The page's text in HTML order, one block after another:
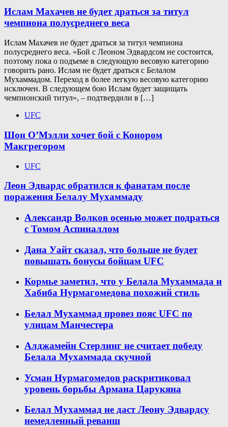
Ислам Махачев не будет драться за титул
чемпиона полусреднего веса
Ислам Махачев не будет драться за титул чемпиона
полусреднего веса. «Бой с Леоном Эдвардсом не состоится,
поэтому пока о подъеме в следующую весовую категорию
говорить рано. Ислам не будет драться с Белалом
Мухаммадом. Переход в более легкую весовую категорию
исключен. В следующем бою Ислам будет защищать
чемпионский титул», – подтвердили в […]
UFC
Шон О’Мэлли хочет бой с Конором
Макгрегором
UFC
Леон Эдвардс обратился к фанатам после
поражения Белалу Мухаммаду
Александр Волков осенью может подраться
с Томом Аспиналлом
Дана Уайт сказал, что больше не будет
повышать бонусы бойцам UFC
Кормье заметил, что у Белала Мухаммада и
Хабиба Нурмагомедова похожий стиль
Белал Мухаммад провез пояс UFC по
улицам Манчестера
Алджамейн Стерлинг не считает победу
Белала Мухаммада скучной
Усман Нурмагомедов раскритиковал
уровень борьбы Армана Царукяна
Белал Мухаммад не даст Леону Эдвардсу
немедленный реванш